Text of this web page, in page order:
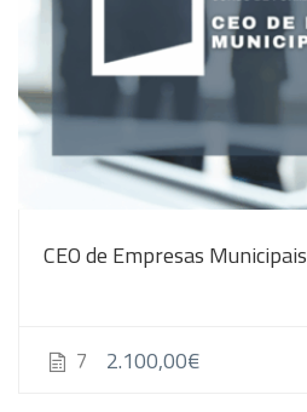
CEO de Empresas Municipais
7 2.100,00€